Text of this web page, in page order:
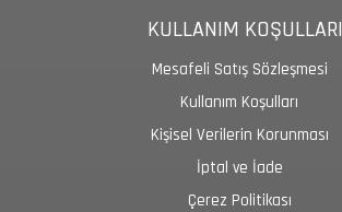
KULLANIM KOŞULLARI
Mesafeli Satış Sözleşmesi
Kullanım Koşulları
Kişisel Verilerin Korunması
İptal ve İade
Çerez Politikası